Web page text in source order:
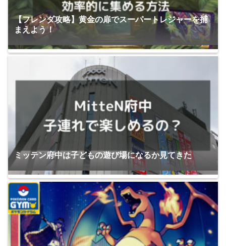
【フレンダ攻略】黄金の扉でスーパートレジャーを捕
まえよう！
ミッテン府中は子どもの遊び場になるか見てきた